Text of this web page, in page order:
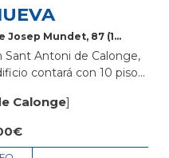
Josep Mundet, 87 (1º
Antoni de Calonge,
contará con 10 pisos
Calonge]